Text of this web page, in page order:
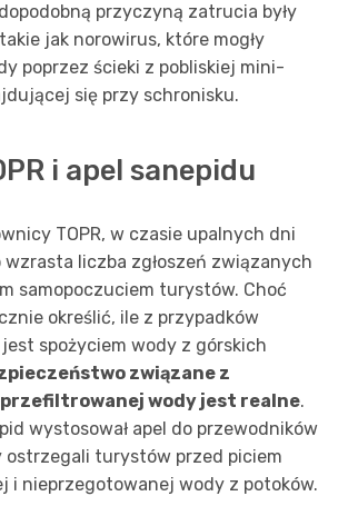
przyczyną zatrucia były
jak norowirus, które mogły
poprzez ścieki z pobliskiej mini-
się przy schronisku.
i apel sanepidu
TOPR, w czasie upalnych dni
liczba zgłoszeń związanych
samopoczuciem turystów. Choć
określić, ile z przypadków
spożyciem wody z górskich
związane z
wody jest realne.
wystosował apel do przewodników
ostrzegali turystów przed piciem
i nieprzegotowanej wody z potoków.